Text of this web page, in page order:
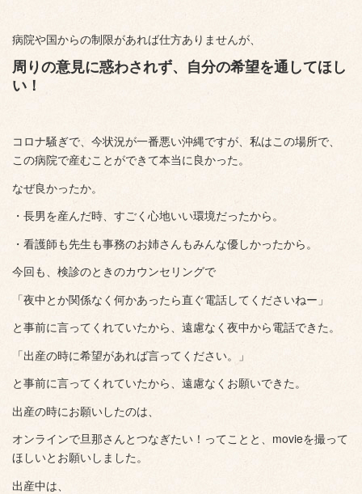
病院や国からの制限があれば仕方ありませんが、
周りの意見に惑わされず、自分の希望を通してほし
い！
コロナ騒ぎで、今状況が一番悪い沖縄ですが、私はこの場所で、
この病院で産むことができて本当に良かった。
なぜ良かったか。
・長男を産んだ時、すごく心地いい環境だったから。
・看護師も先生も事務のお姉さんもみんな優しかったから。
今回も、検診のときのカウンセリングで
「夜中とか関係なく何かあったら直ぐ電話してくださいねー」
と事前に言ってくれていたから、遠慮なく夜中から電話できた。
「出産の時に希望があれば言ってください。」
と事前に言ってくれていたから、遠慮なくお願いできた。
出産の時にお願いしたのは、
オンラインで旦那さんとつなぎたい！ってことと、movieを撮って
ほしいとお願いしました。
出産中は、